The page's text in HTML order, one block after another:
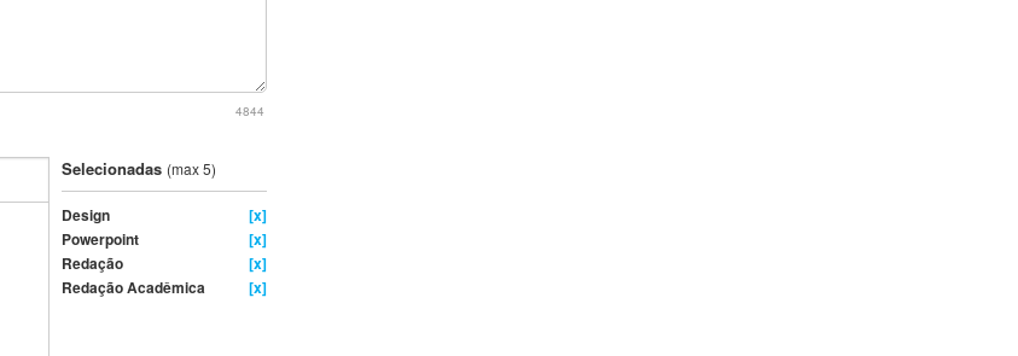
4844
Selecionadas (max 5)
Design
[x]
Powerpoint
[x]
Redação
[x]
Redação Acadêmica
[x]